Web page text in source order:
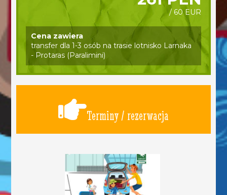
/ 60 EUR
Cena zawiera
transfer dla 1-3 osób na trasie lotnisko Larnaka
- Protaras (Paralimini)
Terminy / rezerwacja